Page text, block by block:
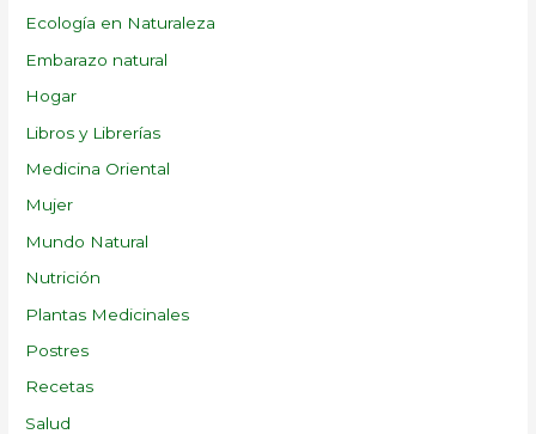
Ecología en Naturaleza
Embarazo natural
Hogar
Libros y Librerías
Medicina Oriental
Mujer
Mundo Natural
Nutrición
Plantas Medicinales
Postres
Recetas
Salud